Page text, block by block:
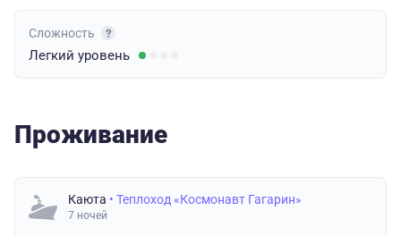
Сложность
Легкий уровень
Проживание
Каюта • Теплоход «Космонавт Гагарин»
7 ночей